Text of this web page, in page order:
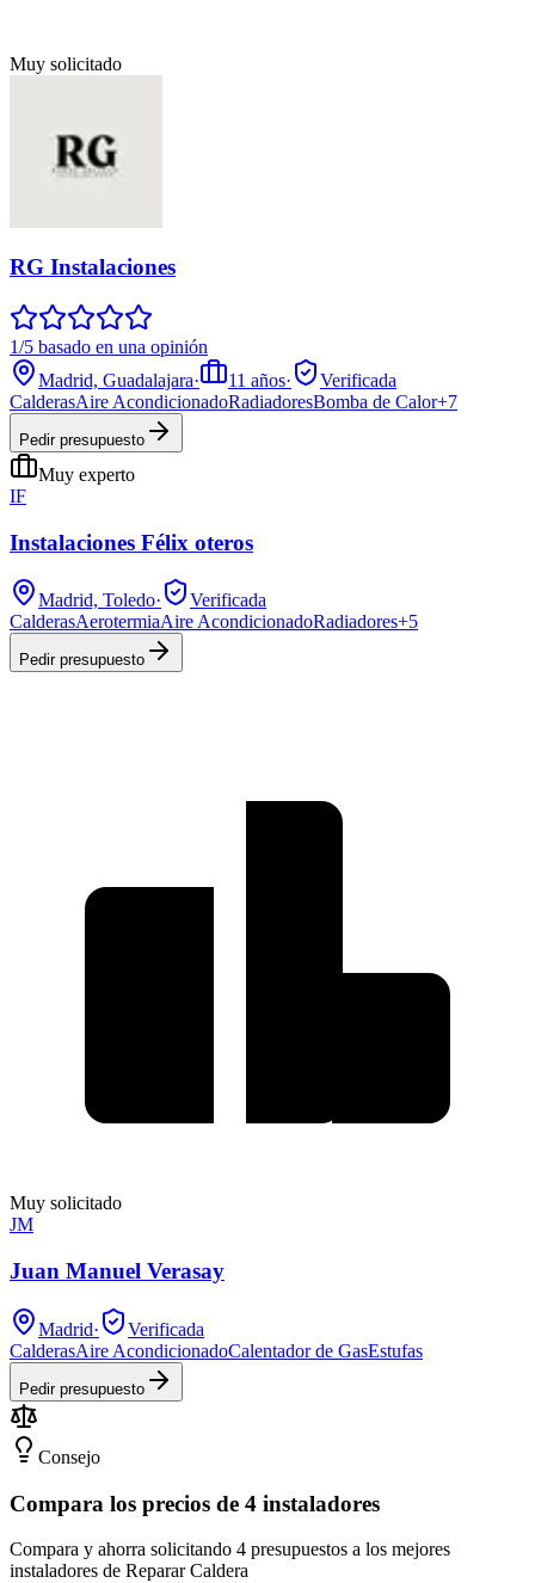
Muy solicitado
RG Instalaciones
1/5 basado en una opinión
Madrid, Guadalajara· 11 años·
Verificada
CalderasAire AcondicionadoRadiadoresBomba de Calor+7
Pedir presupuesto
Muy experto
IF
Instalaciones Félix oteros
Madrid, Toledo·
Verificada
CalderasAerotermiaAire AcondicionadoRadiadores+5
Pedir presupuesto
Muy solicitado
JM
Juan Manuel Verasay
Madrid·
Verificada
CalderasAire AcondicionadoCalentador de GasEstufas
Pedir presupuesto
Consejo
Compara los precios de 4 instaladores
Compara y ahorra solicitando 4 presupuestos a los mejores
instaladores de Reparar Caldera